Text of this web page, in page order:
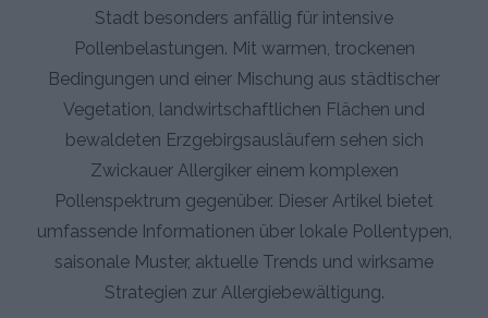
Stadt besonders anfällig für intensive
Pollenbelastungen. Mit warmen, trockenen
Bedingungen und einer Mischung aus städtischer
Vegetation, landwirtschaftlichen Flächen und
bewaldeten Erzgebirgsausläufern sehen sich
Zwickauer Allergiker einem komplexen
Pollenspektrum gegenüber. Dieser Artikel bietet
umfassende Informationen über lokale Pollentypen,
saisonale Muster, aktuelle Trends und wirksame
Strategien zur Allergiebewältigung.